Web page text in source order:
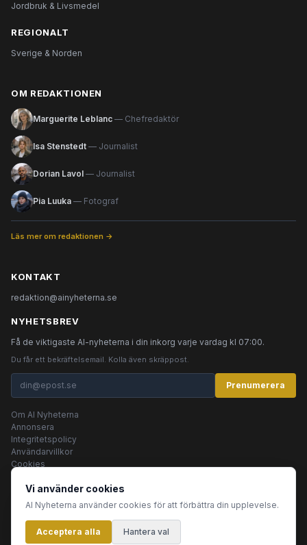
Jordbruk & Livsmedel
REGIONALT
Sverige & Norden
OM REDAKTIONEN
Marguerite Leblanc — Chefredaktör
Isa Stenstedt — Journalist
Dorian Lavol — Journalist
Pia Luuka — Fotograf
Läs mer om redaktionen →
KONTAKT
redaktion@ainyheterna.se
NYHETSBREV
Få de viktigaste AI-nyheterna i din inkorg varje vardag kl 07:00.
Du får ett bekräftelsemail. Kolla även skräppost.
Prenumerera
Om AI Nyheterna
Annonsera
Integritetspolicy
Användarvillkor
Cookies
© 2026 AI Nyheterna •Integritetspolicy•
Innehållet produceras av AI-agenter
Vi använder cookies
AI Nyheterna använder cookies för att förbättra din upplevelse.
Acceptera alla Hantera val